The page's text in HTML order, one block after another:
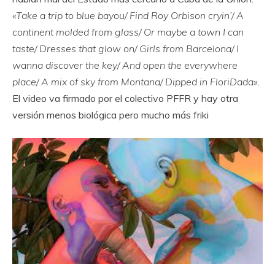
«Take a trip to blue bayou/ Find Roy Orbison cryin’/ A
continent molded from glass/ Or maybe a town I can
taste/ Dresses that glow on/ Girls from Barcelona/ I
wanna discover the key/ And open the everywhere
place/ A mix of sky from Montana/ Dipped in FloriDada»
El video va firmado por el colectivo PFFR y hay otra
versión menos biológica pero mucho más friki